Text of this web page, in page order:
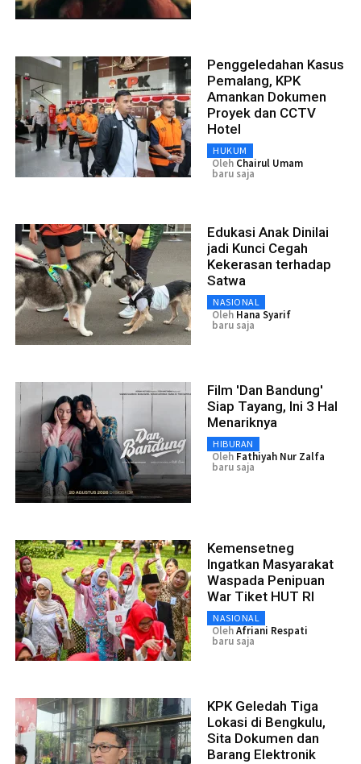
Penggeledahan Kasus
Pemalang, KPK
Amankan Dokumen
Proyek dan CCTV
Hotel
HUKUM
Oleh Chairul Umam
baru saja
Edukasi Anak Dinilai
jadi Kunci Cegah
Kekerasan terhadap
Satwa
NASIONAL
Oleh Hana Syarif
baru saja
Film 'Dan Bandung'
Siap Tayang, Ini 3 Hal
Menariknya
HIBURAN
Oleh Fathiyah Nur Zalfa
baru saja
Kemensetneg
Ingatkan Masyarakat
Waspada Penipuan
War Tiket HUT RI
NASIONAL
OlehAfriani Respati
baru saja
KPK Geledah Tiga
Lokasi di Bengkulu,
Sita Dokumen dan
Barang Elektronik